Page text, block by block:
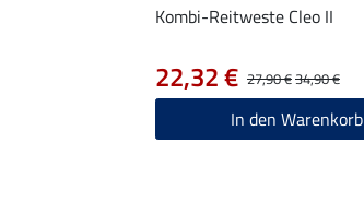
Kombi-Reitweste Cleo II
27,90 €34,90 €
22,32 €
In den Warenkorb